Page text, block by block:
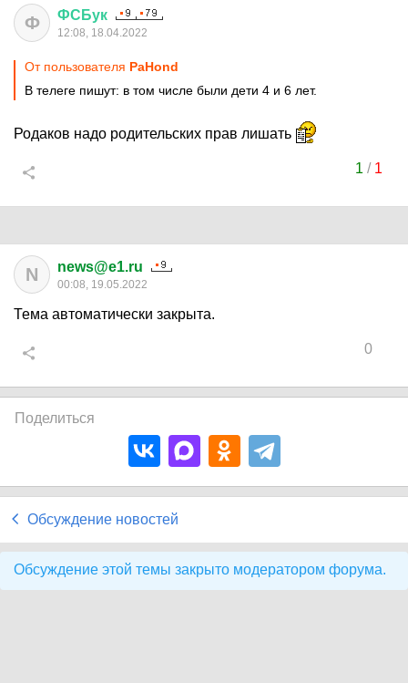
Ф ФСБук
12:08, 18.04.2022
От пользователя PaHond
В телеге пишут: в том числе были дети 4 и 6 лет.
Родаков надо родительских прав лишать
1 / 1
N news@e1.ru
00:08, 19.05.2022
Тема автоматически закрыта.
0
Поделиться
Обсуждение новостей
Обсуждение этой темы закрыто модератором форума.